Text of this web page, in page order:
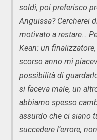
soldi, poi preferisco
Anguissa? Cercherei
motivato a restare…
Kean: un
scorso anno mi
possibilità di
si faceva male, un
abbiamo spesso
assurdo che ci siano
succedere l’errore,